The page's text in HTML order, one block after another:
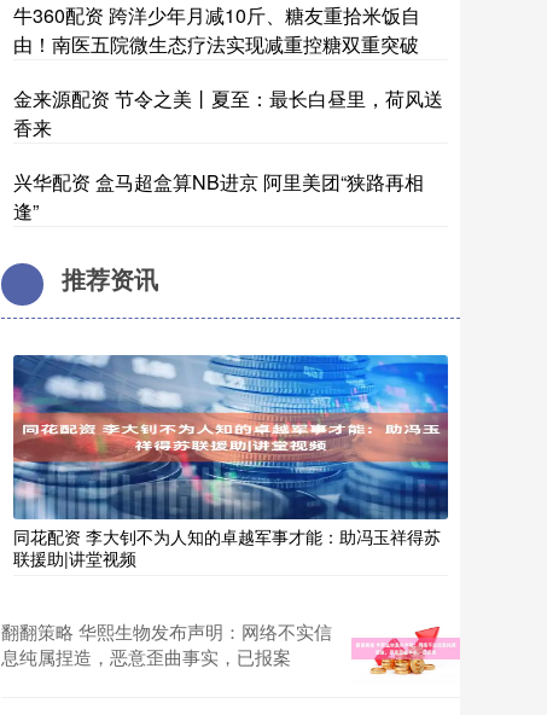
牛360配资 跨洋少年月减10斤、糖友重拾米饭自
由！南医五院微生态疗法实现减重控糖双重突破
金来源配资 节令之美丨夏至：最长白昼里，荷风送
香来
兴华配资 盒马超盒算NB进京 阿里美团“狭路再相
逢”
推荐资讯
同花配资 李大钊不为人知的卓越军事才能：助冯玉祥得苏
联援助|讲堂视频
翻翻策略 华熙生物发布声明：网络不实信
息纯属捏造，恶意歪曲事实，已报案